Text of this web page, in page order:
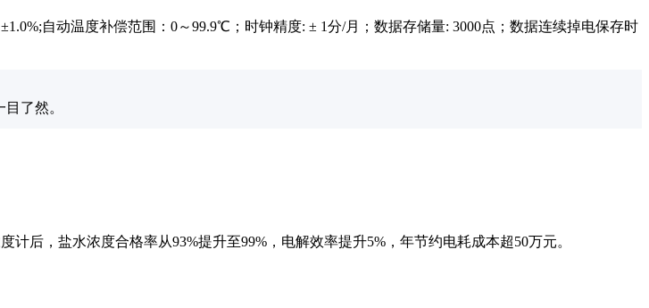
自动温度补偿范围：0～99.9℃；时钟精度: ± 1分/月；数据存储量: 3000点；数据连续掉电保存时
了然。
后，盐水浓度合格率从93%提升至99%，电解效率提升5%，年节约电耗成本超50万元。